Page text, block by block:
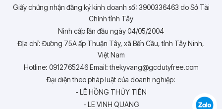
Giấy chứng nhận đăng ký kinh doanh số: 3900336463 do Sở Tài
Chính tỉnh Tây
Ninh cấp lần đầu ngày 04/05/2004
Địa chỉ: Đường 75A ấp Thuận Tây, xã Bến Cầu, tỉnh Tây Ninh,
Việt Nam
Hotline: 0912765246 Email: thekyvang@gcdutyfree.com
Đại diện theo pháp luật của doanh nghiệp:
- LÊ HỒNG THỦY TIÊN
- LE VINH QUANG